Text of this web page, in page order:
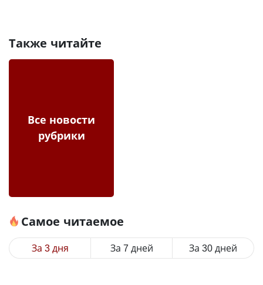
Также читайте
Все новости
рубрики
Самое читаемое
За 3 дня За 7 дней За 30 дней